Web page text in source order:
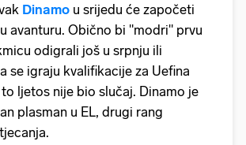
Dinamo u srijedu će započeti
avanturu. Obično bi "modri" prvu
odigrali još u srpnju ili
se igraju kvalifikacije za Uefina
ljetos nije bio slučaj. Dinamo je
plasman u EL, drugi rang